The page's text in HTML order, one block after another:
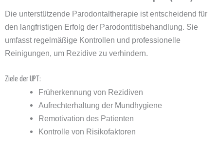
Die unterstützende Parodontaltherapie ist entscheidend für
den langfristigen Erfolg der Parodontitisbehandlung. Sie
umfasst regelmäßige Kontrollen und professionelle
Reinigungen, um Rezidive zu verhindern.
Ziele der UPT:
Früherkennung von Rezidiven
Aufrechterhaltung der Mundhygiene
Remotivation des Patienten
Kontrolle von Risikofaktoren